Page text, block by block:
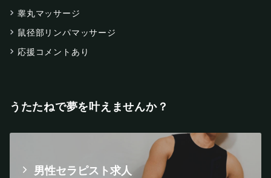
睾丸マッサージ
鼠径部リンパマッサージ
応援コメントあり
うたたねで夢を叶えませんか？
男性セラピスト求人